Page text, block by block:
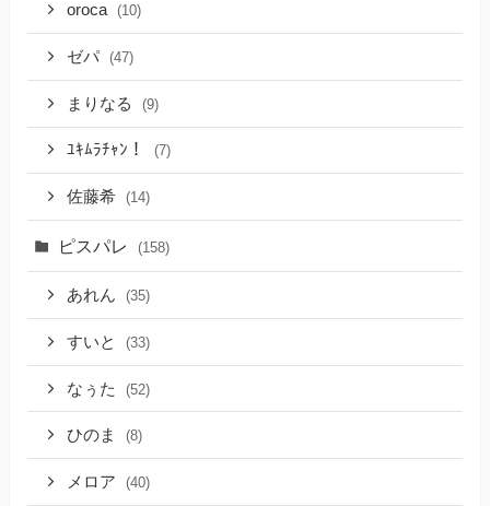
oroca (10)
ゼパ (47)
まりなる (9)
ﾕｷﾑﾗﾁｬﾝ！ (7)
佐藤希 (14)
ピスパレ (158)
あれん (35)
すいと (33)
なぅた (52)
ひのま (8)
メロア (40)